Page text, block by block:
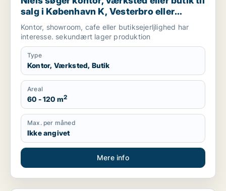
salg i København K, Vesterbro eller
Frederiksberg m.fl.
Kontor, showroom, cafe eller butiksejerljlighed har
interesse. sekundært lager produktion
Type
Kontor, Værksted, Butik
Areal
60 - 120 m2
Max. per måned
Ikke angivet
Mere info